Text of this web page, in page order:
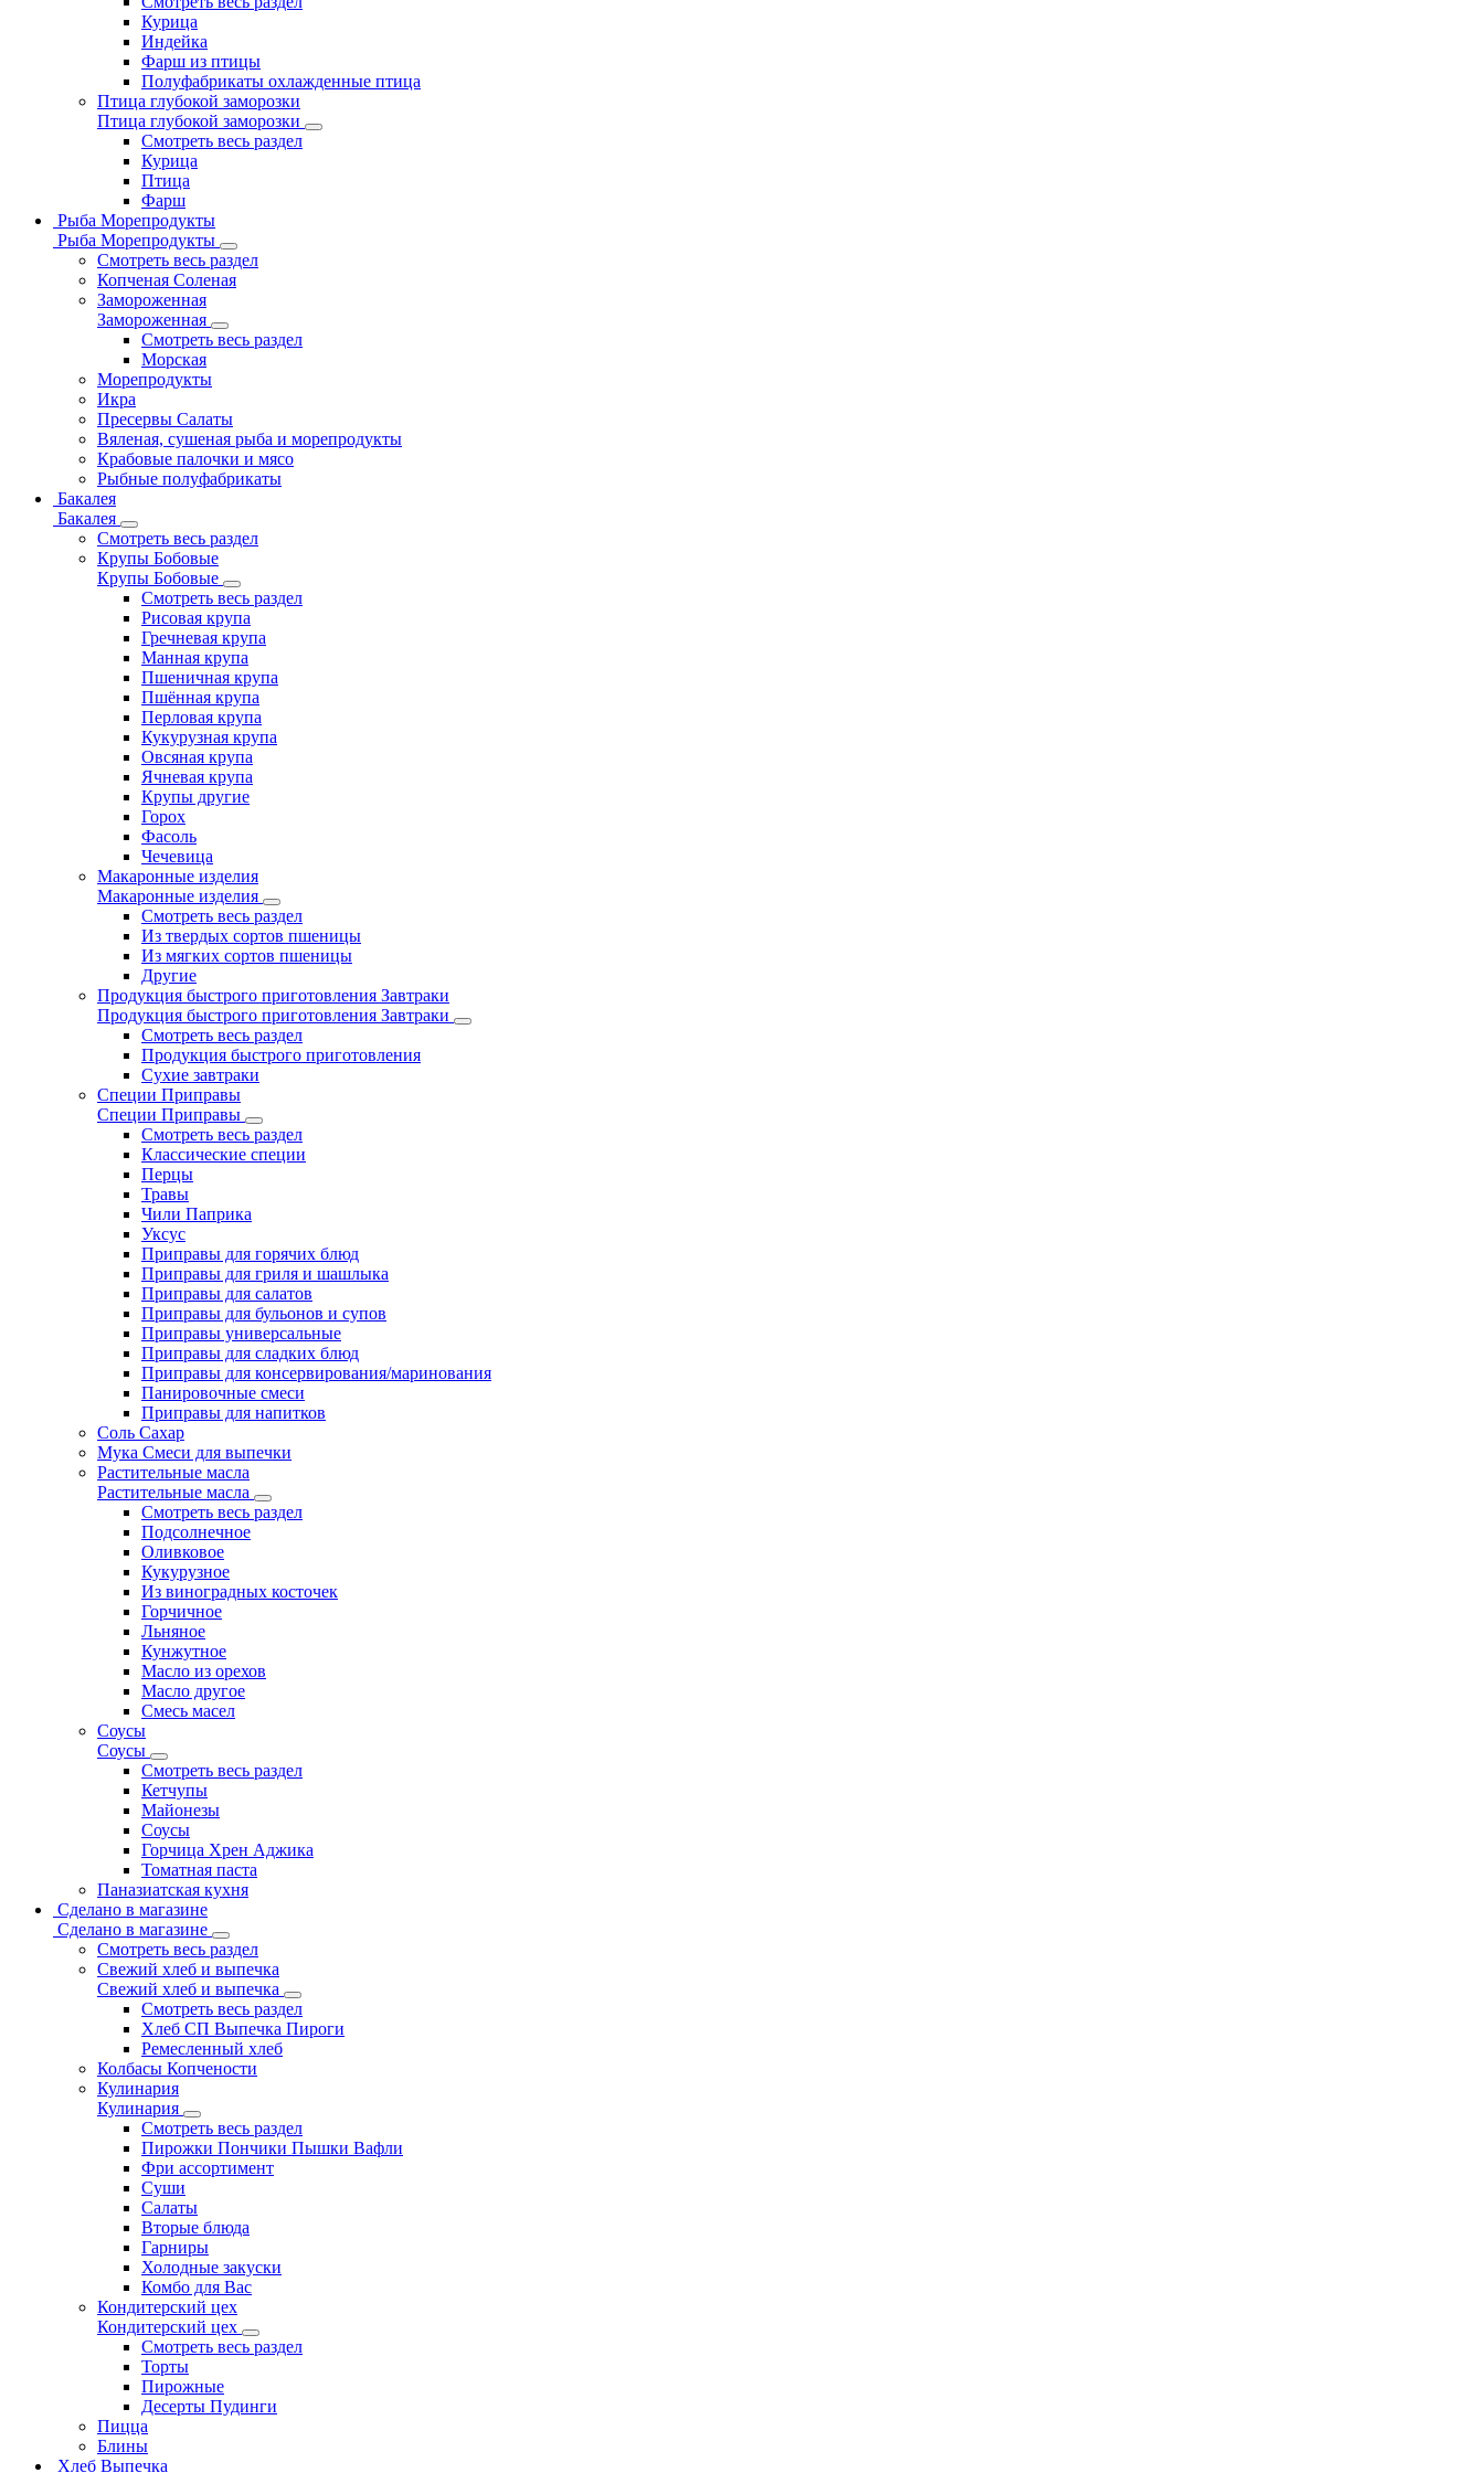
Курица
Индейка
Фарш из птицы
Полуфабрикаты охлажденные птица
Птица глубокой заморозки
Птица глубокой заморозки
Смотреть весь раздел
Курица
Птица
Фарш
Рыба Морепродукты
Рыба Морепродукты
Смотреть весь раздел
Копченая Соленая
Замороженная
Замороженная
Смотреть весь раздел
Морская
Морепродукты
Икра
Пресервы Салаты
Вяленая, сушеная рыба и морепродукты
Крабовые палочки и мясо
Рыбные полуфабрикаты
Бакалея
Бакалея
Смотреть весь раздел
Крупы Бобовые
Крупы Бобовые
Смотреть весь раздел
Рисовая крупа
Гречневая крупа
Манная крупа
Пшеничная крупа
Пшённая крупа
Перловая крупа
Кукурузная крупа
Овсяная крупа
Ячневая крупа
Крупы другие
Горох
Фасоль
Чечевица
Макаронные изделия
Макаронные изделия
Смотреть весь раздел
Из твердых сортов пшеницы
Из мягких сортов пшеницы
Другие
Продукция быстрого приготовления Завтраки
Продукция быстрого приготовления Завтраки
Смотреть весь раздел
Продукция быстрого приготовления
Сухие завтраки
Специи Приправы
Специи Приправы
Смотреть весь раздел
Классические специи
Перцы
Травы
Чили Паприка
Уксус
Приправы для горячих блюд
Приправы для гриля и шашлыка
Приправы для салатов
Приправы для бульонов и супов
Приправы универсальные
Приправы для сладких блюд
Приправы для консервирования/маринования
Панировочные смеси
Приправы для напитков
Соль Сахар
Мука Смеси для выпечки
Растительные масла
Растительные масла
Смотреть весь раздел
Подсолнечное
Оливковое
Кукурузное
Из виноградных косточек
Горчичное
Льняное
Кунжутное
Масло из орехов
Масло другое
Смесь масел
Соусы
Соусы
Смотреть весь раздел
Кетчупы
Майонезы
Соусы
Горчица Хрен Аджика
Томатная паста
Паназиатская кухня
Сделано в магазине
Сделано в магазине
Смотреть весь раздел
Свежий хлеб и выпечка
Свежий хлеб и выпечка
Смотреть весь раздел
Хлеб СП Выпечка Пироги
Ремесленный хлеб
Колбасы Копчености
Кулинария
Кулинария
Смотреть весь раздел
Пирожки Пончики Пышки Вафли
Фри ассортимент
Суши
Салаты
Вторые блюда
Гарниры
Холодные закуски
Комбо для Вас
Кондитерский цех
Кондитерский цех
Смотреть весь раздел
Торты
Пирожные
Десерты Пудинги
Пицца
Блины
Хлеб Выпечка